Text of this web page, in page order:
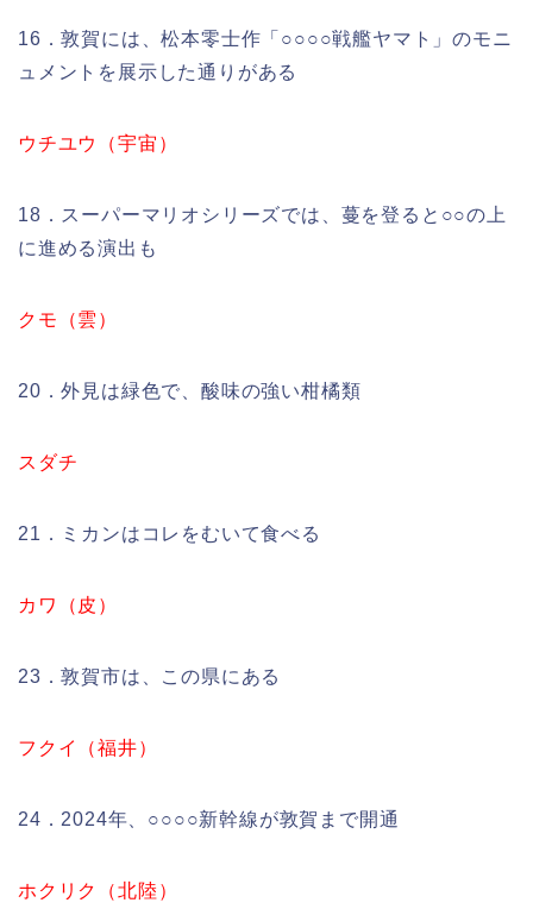
16．敦賀には、松本零士作「○○○○戦艦ヤマト」のモニ
ュメントを展示した通りがある
ウチユウ（宇宙）
18．スーパーマリオシリーズでは、蔓を登ると○○の上
に進める演出も
クモ（雲）
20．外見は緑色で、酸味の強い柑橘類
スダチ
21．ミカンはコレをむいて食べる
カワ（皮）
23．敦賀市は、この県にある
フクイ（福井）
24．2024年、○○○○新幹線が敦賀まで開通
ホクリク（北陸）